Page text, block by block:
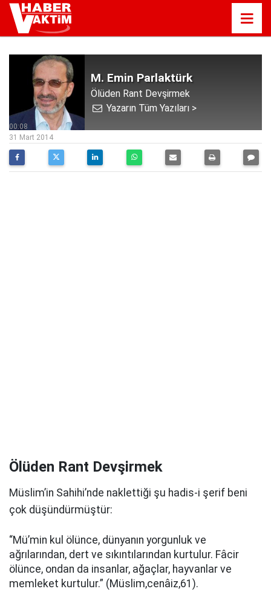
M. Emin Parlaktürk
Ölüden Rant Devşirmek
Yazarın Tüm Yazıları >
00:08
31 Mart 2014
Ölüden Rant Devşirmek
Müslim’in Sahihi’nde naklettiği şu hadis-i şerif beni
çok düşündürmüştür:
“Mü’min kul ölünce, dünyanın yorgunluk ve
ağrılarından, dert ve sıkıntılarından kurtulur. Fâcir
ölünce, ondan da insanlar, ağaçlar, hayvanlar ve
memleket kurtulur.” (Müslim,cenâiz,61).